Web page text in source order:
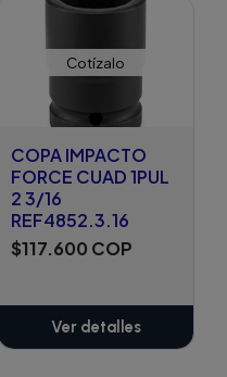
Cotízalo
COPA IMPACTO
FORCE CUAD 1PUL
2 3/16
REF4852.3.16
$117.600 COP
Ver detalles